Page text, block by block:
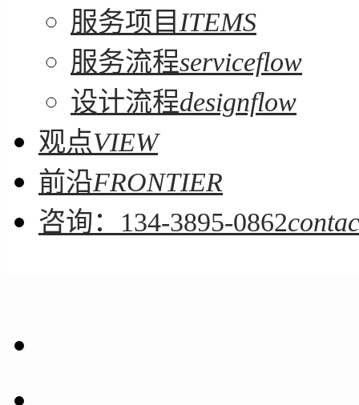
服务项目 ITEMS
服务流程serviceflow
设计流程designflow
观点VIEW
前沿FRONTIER
咨询：134-3895-0862